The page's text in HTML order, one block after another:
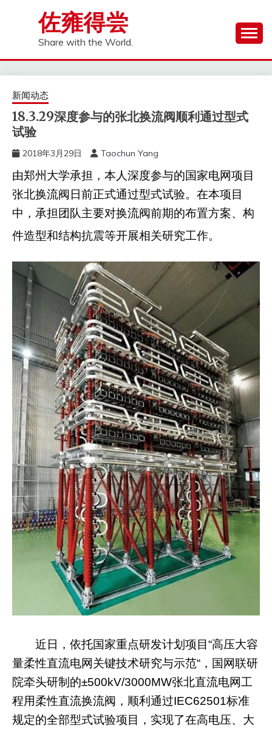
佐雍得尝
Share with the World.
新闻动态
18.3.29深度参与的张北换流阀顺利通过型式
试验
2018年3月29日 Taochun Yang
由郑州大学承担，本人深度参与的国家电网项目
张北换流阀日前正式通过型式试验。在本项目
中，承担团队主要对换流阀前期的布置方案、构
件造型和结构抗震等开展相关研究工作。
近日，依托国家重点研发计划项目 “高压大容
量柔性直流电网关键技术研究与示范“ ，国网联研
院牵头研制的±500kV/3000MW张北直流电网工
程用柔性直流换流阀，顺利通过IEC62501标准
规定的全部型式试验项目，实现了在高电压、大